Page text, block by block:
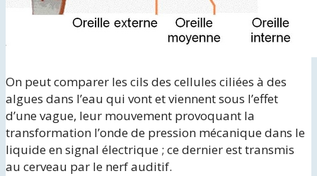
On peut comparer les cils des cellules ciliées à des
algues dans l’eau qui vont et viennent sous l’effet
d’une vague, leur mouvement provoquant la
transformation l’onde de pression mécanique dans le
liquide en signal électrique ; ce dernier est transmis
au cerveau par le nerf auditif.